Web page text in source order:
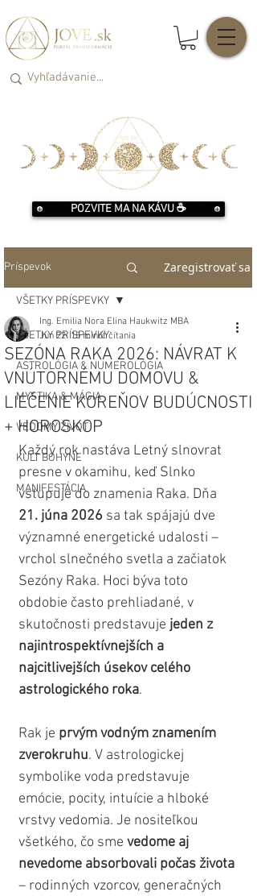
POZVITE MA NA KÁVU ☕️
Príspevok Zaregistrovať sa
VŠETKY PRÍSPEVKY
ASTROLÓGIA & NUMEROLÓGIA
MYSTIKA & MÁGIA
VEDOMÝ ŽIVOT
KULT BOHYNE
MANIFESTÁCIA
VŠETKY PRÍSPEVKY
SEZÓNA RAKA 2026: NÁVRAT K
VNÚTORNÉMU DOMOVU &
LIEČENIE KOREŇOV BUDÚCNOSTI
+ HOROSKOP
Ing. Emilia Nora Elina Haukwitz MBA
Jun 22 15 minút čítania
Každý rok nastáva Letný slnovrat
presne v okamihu, keď Slnko
vstupuje do znamenia Raka. Dňa
21. júna 2026 sa tak spájajú dve
významné energetické udalosti –
vrchol slnečného svetla a začiatok
Sezóny Raka. Hoci býva toto
obdobie často prehliadané, v
skutočnosti predstavuje jeden z
najintrospektívnejších a
najcitlivejších úsekov celého
astrologického roka.
Rak je prvým vodným znamením
zverokruhu. V astrologickej
symbolike voda predstavuje
emócie, pocity, intuície a hlboké
vrstvy vedomia. Je nositeľkou
všetkého, čo sme vedome aj
nevedome absorbovali počas života
– rodinných vzorcov, generačných